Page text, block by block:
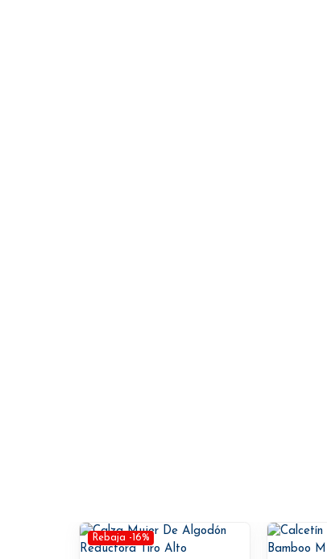
Rebaja -16%